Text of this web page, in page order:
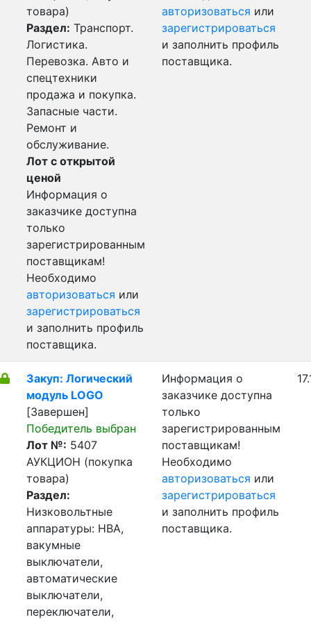
товара)
Раздел: Транспорт.
Логистика.
Перевозка. Авто и
спецтехники
продажа и покупка.
Запасные части.
Ремонт и
обслуживание.
Лот с открытой
ценой
Информация о
заказчике доступна
только
зарегистрированным
поставщикам!
Необходимо
авторизоваться или
зарегистрироваться
и заполнить профиль
поставщика.
авторизоваться или
зарегистрироваться
и заполнить профиль
поставщика.
Закуп: Логический
модуль LOGO
[Завершен]
Победитель выбран
Лот №: 5407
АУКЦИОН (покупка
товара)
Раздел:
Низковольтные
аппаратуры: НВА,
вакумные
выключатели,
автоматические
выключатели,
переключатели,
Информация о
заказчике доступна
только
зарегистрированным
поставщикам!
Необходимо
авторизоваться или
зарегистрироваться
и заполнить профиль
поставщика.